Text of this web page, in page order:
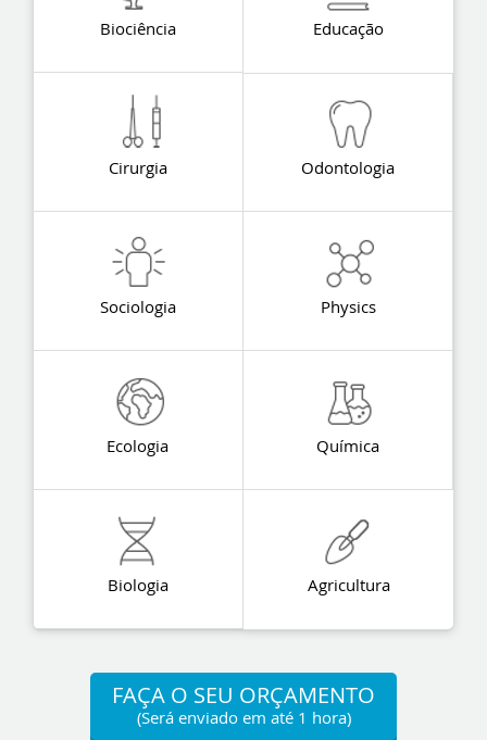
Biociência Educação
Cirurgia Odontologia
Sociologia Physics
Ecologia Química
Biologia Agricultura
FAÇA O SEU ORÇAMENTO
(Será enviado em até 1 hora)